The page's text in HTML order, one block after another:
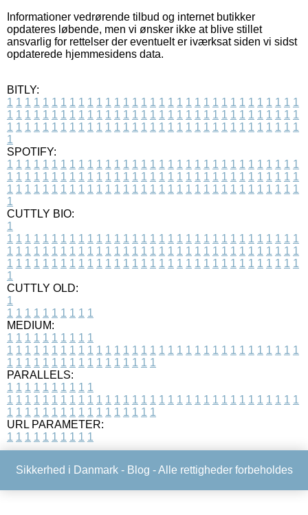
Informationer vedrørende tilbud og internet butikker
opdateres løbende, men vi ønsker ikke at blive stillet
ansvarlig for rettelser der eventuelt er iværksat siden vi sidst
opdaterede hjemmesidens data.
BITLY:
1 1 1 1 1 1 1 1 1 1 1 1 1 1 1 1 1 1 1 1 1 1 1 1 1 1 1 1 1 1 1 1 1
1 1 1 1 1 1 1 1 1 1 1 1 1 1 1 1 1 1 1 1 1 1 1 1 1 1 1 1 1 1 1 1 1
1 1 1 1 1 1 1 1 1 1 1 1 1 1 1 1 1 1 1 1 1 1 1 1 1 1 1 1 1 1 1 1 1
1
SPOTIFY:
1 1 1 1 1 1 1 1 1 1 1 1 1 1 1 1 1 1 1 1 1 1 1 1 1 1 1 1 1 1 1 1 1
1 1 1 1 1 1 1 1 1 1 1 1 1 1 1 1 1 1 1 1 1 1 1 1 1 1 1 1 1 1 1 1 1
1 1 1 1 1 1 1 1 1 1 1 1 1 1 1 1 1 1 1 1 1 1 1 1 1 1 1 1 1 1 1 1 1
1
CUTTLY BIO:
1
1 1 1 1 1 1 1 1 1 1 1 1 1 1 1 1 1 1 1 1 1 1 1 1 1 1 1 1 1 1 1 1 1
1 1 1 1 1 1 1 1 1 1 1 1 1 1 1 1 1 1 1 1 1 1 1 1 1 1 1 1 1 1 1 1 1
1 1 1 1 1 1 1 1 1 1 1 1 1 1 1 1 1 1 1 1 1 1 1 1 1 1 1 1 1 1 1 1 1
1
CUTTLY OLD:
1
1 1 1 1 1 1 1 1 1 1
MEDIUM:
1 1 1 1 1 1 1 1 1 1
1 1 1 1 1 1 1 1 1 1 1 1 1 1 1 1 1 1 1 1 1 1 1 1 1 1 1 1 1 1 1 1 1
1 1 1 1 1 1 1 1 1 1 1 1 1 1 1 1 1
PARALLELS:
1 1 1 1 1 1 1 1 1 1
1 1 1 1 1 1 1 1 1 1 1 1 1 1 1 1 1 1 1 1 1 1 1 1 1 1 1 1 1 1 1 1 1
1 1 1 1 1 1 1 1 1 1 1 1 1 1 1 1 1
URL PARAMETER:
1 1 1 1 1 1 1 1 1 1
Sikkerhed i Danmark - Blog - Alle rettigheder forbeholdes